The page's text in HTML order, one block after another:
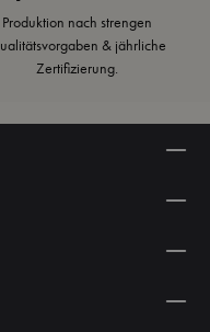
Produktion nach strengen
& jährliche
Zertifizierung.